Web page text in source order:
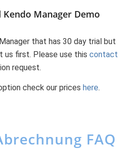
Manager Demo
that has 30 day trial but
us first. Please use this contact
request.
check our prices here.
FAQ